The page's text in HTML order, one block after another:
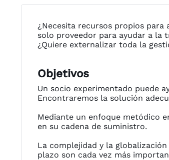
¿Necesita recursos propios para
solo proveedor para ayudar a la
¿Quiere externalizar toda la
Objetivos
Un socio experimentado puede
Encontraremos la solución
Mediante un enfoque metódico
en su cadena de suministro.
La complejidad y la
plazo son cada vez más